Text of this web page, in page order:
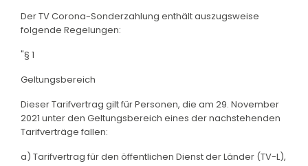
Der TV Corona-Sonderzahlung enthält auszugsweise
folgende Regelungen:
"§ 1
Geltungsbereich
Dieser Tarifvertrag gilt für Personen, die am 29. November
2021 unter den Geltungsbereich eines der nachstehenden
Tarifverträge fallen:
a) Tarifvertrag für den öffentlichen Dienst der Länder (TV-L),